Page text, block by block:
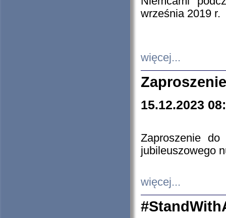
września 2019 r.
więcej...
15.12.2023
Zaproszenie do
jubileuszowego
więcej...